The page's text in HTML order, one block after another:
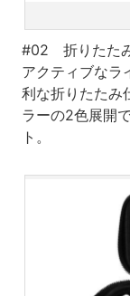
#02 折りたた
アクティブなラ
利な折りたたみ
ラーの2色展開
ト。